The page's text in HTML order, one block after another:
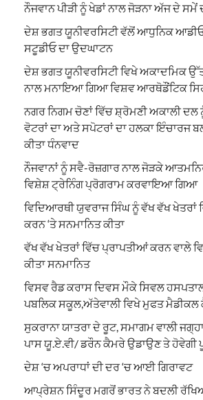
ਨੌਜਵਾਨ ਪੀੜੀ ਨੂੰ ਖੇਡਾਂ ਨਾਲ ਜੋੜਨਾ ਅੱਜ ਦੇ ਸਮੇਂ
ਦੇਸ਼ ਭਗਤ ਯੂਨੀਵਰਸਿਟੀ ਵੱਲੋਂ ਆਧੁਨਿਕ
ਸਟੂਡੀਓ ਦਾ ਉਦਘਾਟਨ
ਦੇਸ਼ ਭਗਤ ਯੂਨੀਵਰਸਿਟੀ ਵਿਖੇ ਅਕਾਦਮਿਕ
ਨਾਲ ਮਨਾਇਆ ਗਿਆ ਵਿਸ਼ਵ ਆਰਥੋਡੌਂਟਿਕ
ਨਗਰ ਨਿਗਮ ਚੋਣਾਂ ਵਿੱਚ ਸ਼੍ਰੋਮਣੀ ਅਕਾਲੀ ਦਲ
ਵੋਟਰਾਂ ਦਾ ਅਤੇ ਸਪੋਟਰਾਂ ਦਾ ਹਲਕਾ ਇੰਚਾਰਜ
ਕੀਤਾ ਧੰਨਵਾਦ
ਨੌਜਵਾਨਾਂ ਨੂੰ ਸਵੈ-ਰੋਜ਼ਗਾਰ ਨਾਲ ਜੋੜਕੇ
ਵਿਸ਼ੇਸ਼ ਟ੍ਰੇਨਿੰਗ ਪ੍ਰੋਗਰਾਮ ਕਰਵਾਇਆ ਗਿਆ
ਵਿਦਿਆਰਥੀ ਯੁਵਰਾਜ ਸਿੰਘ ਨੂੰ ਵੱਖ ਵੱਖ ਖੇਤਰਾਂ
ਕਰਨ ‘ਤੇ ਸਨਮਾਨਿਤ ਕੀਤਾ
ਵੱਖ ਵੱਖ ਖੇਤਰਾਂ ਵਿੱਚ ਪ੍ਰਾਪਤੀਆਂ ਕਰਨ ਵਾਲੇ
ਕੀਤਾ ਸਨਮਾਨਿਤ
ਵਿਸਵ ਰੈਡ ਕਰਾਸ ਦਿਵਸ ਮੌਕੇ ਸਿਵਲ
ਪਬਲਿਕ ਸਕੂਲ,ਅੱਤੇਵਾਲੀ ਵਿਖੇ ਮੁਫਤ ਮੈਡੀਕਲ
ਸੁਕਰਾਨਾ ਯਾਤਰਾ ਦੇ ਰੂਟ, ਸਮਾਗਮ ਵਾਲੀ
ਪਾਸ ਯੂ.ਏ.ਵੀ/ ਡਰੌਨ ਕੈਮਰੇ ਉਡਾਉਣ ਤੇ ਹੋਵੇਗੀ
ਦੇਸ਼ ‘ਚ ਅਪਰਾਧਾਂ ਦੀ ਦਰ ‘ਚ ਆਈ ਗਿਰਾਵਟ
ਆਪ੍ਰੇਸ਼ਨ ਸਿੰਦੂਰ ਮਗਰੋਂ ਭਾਰਤ ਨੇ ਬਦਲੀ